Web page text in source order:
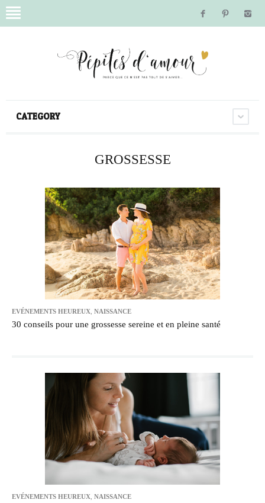
CATEGORY
GROSSESSE
EVÉNEMENTS HEUREUX NAISSANCE
30 conseils pour une grossesse sereine et en pleine santé
EVÉNEMENTS HEUREUX NAISSANCE